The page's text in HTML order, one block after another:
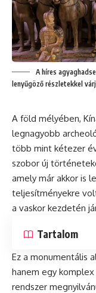
A híres
lenyűgöző részletekkel
A föld mélyében,
legnagyobb
több mint kétezer
szobor új
amely már akkor is
teljesítményekre
a vaskor kezdetén
Tartalom
Ez a monumentális
hanem egy
rendszer